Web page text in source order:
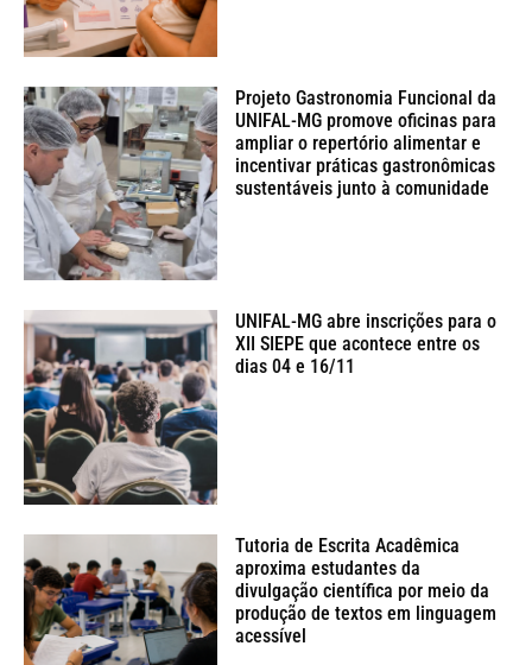
Projeto Gastronomia Funcional da
UNIFAL-MG promove oficinas para
ampliar o repertório alimentar e
incentivar práticas gastronômicas
sustentáveis junto à comunidade
UNIFAL-MG abre inscrições para o
XII SIEPE que acontece entre os
dias 04 e 16/11
Tutoria de Escrita Acadêmica
aproxima estudantes da
divulgação científica por meio da
produção de textos em linguagem
acessível